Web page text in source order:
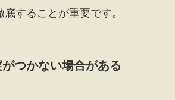
することが重要です。
つかない場合がある